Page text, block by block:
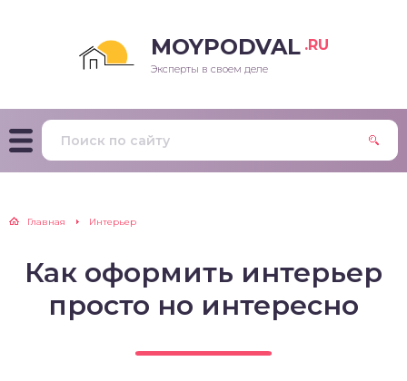
MOYPODVAL .RU
Эксперты в своем деле
Главная Интерьер
Как оформить интерьер
просто но интересно